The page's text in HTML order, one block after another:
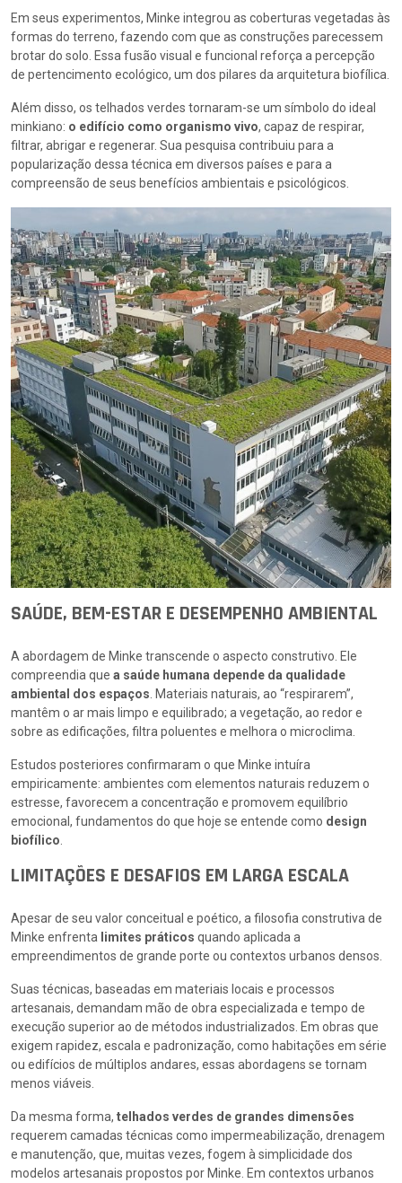
Em seus experimentos, Minke integrou as coberturas vegetadas às
formas do terreno, fazendo com que as construções parecessem
brotar do solo. Essa fusão visual e funcional reforça a percepção
de pertencimento ecológico, um dos pilares da arquitetura biofílica.
Além disso, os telhados verdes tornaram-se um símbolo do ideal
minkiano: o edifício como organismo vivo, capaz de respirar,
filtrar, abrigar e regenerar. Sua pesquisa contribuiu para a
popularização dessa técnica em diversos países e para a
compreensão de seus benefícios ambientais e psicológicos.
SAÚDE, BEM-ESTAR E DESEMPENHO AMBIENTAL
A abordagem de Minke transcende o aspecto construtivo. Ele
compreendia que a saúde humana depende da qualidade
ambiental dos espaços . Materiais naturais, ao “respirarem”,
mantêm o ar mais limpo e equilibrado; a vegetação, ao redor e
sobre as edificações, filtra poluentes e melhora o microclima.
Estudos posteriores confirmaram o que Minke intuíra
empiricamente: ambientes com elementos naturais reduzem o
estresse, favorecem a concentração e promovem equilíbrio
emocional, fundamentos do que hoje se entende como design
biofílico
LIMITAÇÕES E DESAFIOS EM LARGA ESCALA
Apesar de seu valor conceitual e poético, a filosofia construtiva de
Minke enfrenta limites práticos quando aplicada a
empreendimentos de grande porte ou contextos urbanos densos.
Suas técnicas, baseadas em materiais locais e processos
artesanais, demandam mão de obra especializada e tempo de
execução superior ao de métodos industrializados. Em obras que
exigem rapidez, escala e padronização, como habitações em série
ou edifícios de múltiplos andares, essas abordagens se tornam
menos viáveis.
Da mesma forma, telhados verdes de grandes dimensões
requerem camadas técnicas como impermeabilização, drenagem
e manutenção, que, muitas vezes, fogem à simplicidade dos
modelos artesanais propostos por Minke. Em contextos urbanos